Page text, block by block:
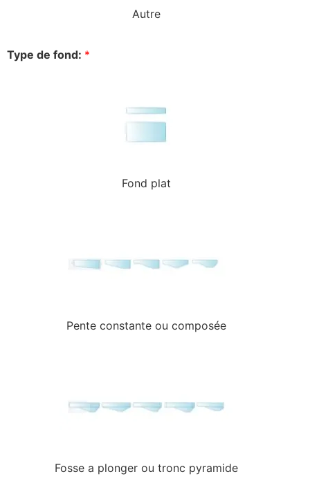
Autre
Type de fond: *
Fond plat
Pente constante ou composée
Fosse a plonger ou tronc pyramide